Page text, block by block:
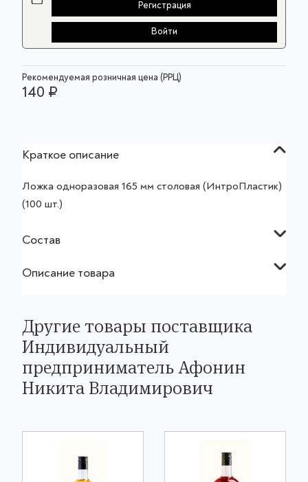
Регистрация
Войти
Рекомендуемая розничная цена (РРЦ)
140 ₽
Краткое описание
Ложка одноразовая 165 мм столовая (ИнтроПластик)
(100 шт.)
Состав
Описание товара
Другие товары поставщика
Индивидуальный
предприниматель Афонин
Никита Владимирович